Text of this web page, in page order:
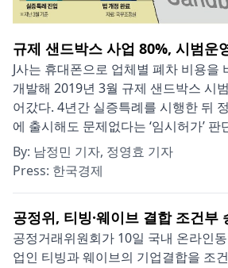
규제 샌드박스 사업 80%, 시범운
J사는 휴대폰으로 업체별 폐차 비용을
개발해 2019년 3월 규제 샌드박스 시
어갔다. 4년간 실증특례를 시행한 뒤
에 출시해도 문제없다는 ‘임시허가’ 판
By: 남정민 기자, 정영효 기자
Press: 한국경제
공정위, 티빙·웨이브 결합 조건부
공정거래위원회가 10일 국내 온라인
업인 티빙과 웨이브의 기업결합을 조